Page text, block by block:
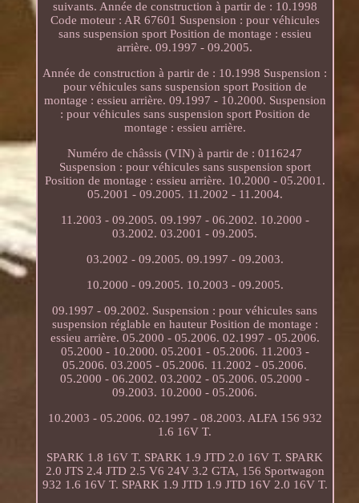
suivants. Année de construction à partir de : 10.1998
Code moteur : AR 67601 Suspension : pour véhicules
sans suspension sport Position de montage : essieu
arrière. 09.1997 - 09.2005.
Année de construction à partir de : 10.1998 Suspension :
pour véhicules sans suspension sport Position de
montage : essieu arrière. 09.1997 - 10.2000. Suspension
: pour véhicules sans suspension sport Position de
montage : essieu arrière.
Numéro de châssis (VIN) à partir de : 0116247
Suspension : pour véhicules sans suspension sport
Position de montage : essieu arrière. 10.2000 - 05.2001.
05.2001 - 09.2005. 11.2002 - 11.2004.
11.2003 - 09.2005. 09.1997 - 06.2002. 10.2000 -
03.2002. 03.2001 - 09.2005.
03.2002 - 09.2005. 09.1997 - 09.2003.
10.2000 - 09.2005. 10.2003 - 09.2005.
09.1997 - 09.2002. Suspension : pour véhicules sans
suspension réglable en hauteur Position de montage :
essieu arrière. 05.2000 - 05.2006. 02.1997 - 05.2006.
05.2000 - 10.2000. 05.2001 - 05.2006. 11.2003 -
05.2006. 03.2005 - 05.2006. 11.2002 - 05.2006.
05.2000 - 06.2002. 03.2002 - 05.2006. 05.2000 -
09.2003. 10.2000 - 05.2006.
10.2003 - 05.2006. 02.1997 - 08.2003. ALFA 156 932
1.6 16V T.
SPARK 1.8 16V T. SPARK 1.9 JTD 2.0 16V T. SPARK
2.0 JTS 2.4 JTD 2.5 V6 24V 3.2 GTA, 156 Sportwagon
932 1.6 16V T. SPARK 1.9 JTD 1.9 JTD 16V 2.0 16V T.